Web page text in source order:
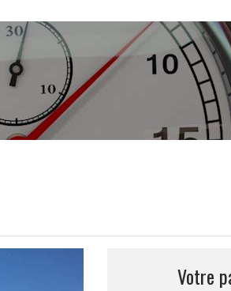
Votre